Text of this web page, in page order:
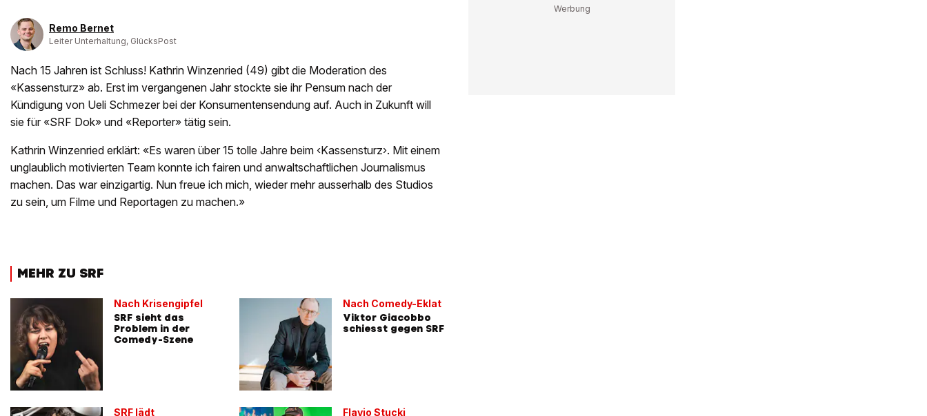
Remo Bernet
Leiter Unterhaltung, GlücksPost
Nach 15 Jahren ist Schluss! Kathrin Winzenried (49) gibt die Moderation des
«Kassensturz» ab. Erst im vergangenen Jahr stockte sie ihr Pensum nach der
Kündigung von Ueli Schmezer bei der Konsumentensendung auf. Auch in Zukunft will
sie für «SRF Dok» und «Reporter» tätig sein.
Kathrin Winzenried erklärt: «Es waren über 15 tolle Jahre beim ‹Kassensturz›. Mit einem
unglaublich motivierten Team konnte ich fairen und anwaltschaftlichen Journalismus
machen. Das war einzigartig. Nun freue ich mich, wieder mehr ausserhalb des Studios
zu sein, um Filme und Reportagen zu machen.»
MEHR ZU SRF
Nach Krisengipfel
SRF sieht das
Problem in der
Comedy-Szene
SRF lädt
Nach Comedy-Eklat
Viktor Giacobbo
schiesst gegen SRF
Flavio Stucki